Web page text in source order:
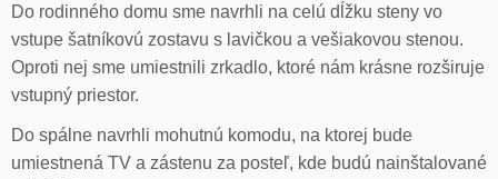
Do rodinného domu sme navrhli na celú dĺžku steny vo
vstupe šatníkovú zostavu s lavičkou a vešiakovou stenou.
Oproti nej sme umiestnili zrkadlo, ktoré nám krásne rozširuje
vstupný priestor.
Do spálne navrhli mohutnú komodu, na ktorej bude
umiestnená TV a zástenu za posteľ, kde budú nainštalované